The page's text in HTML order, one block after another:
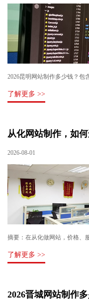
2026昆明网站制作多少钱？包
了解更多 >>
从化网站制作，如
2026-08-01
摘要：在从化做网站，价格、
了解更多 >>
2026晋城网站制作